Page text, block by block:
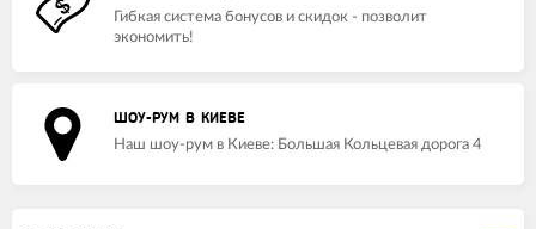
Гибкая система бонусов и скидок - позволит
экономить!
ШОУ-РУМ В КИЕВЕ
Наш шоу-рум в Киеве: Большая Кольцевая дорога 4